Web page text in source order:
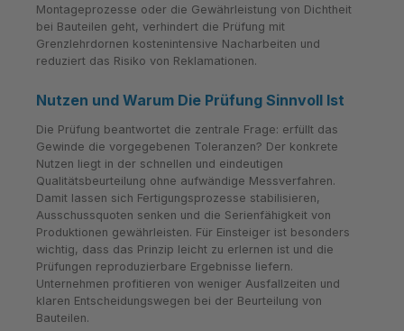
Montageprozesse oder die Gewährleistung von Dichtheit
bei Bauteilen geht, verhindert die Prüfung mit
Grenzlehrdornen kostenintensive Nacharbeiten und
reduziert das Risiko von Reklamationen.
Nutzen und Warum Die Prüfung Sinnvoll Ist
Die Prüfung beantwortet die zentrale Frage: erfüllt das
Gewinde die vorgegebenen Toleranzen? Der konkrete
Nutzen liegt in der schnellen und eindeutigen
Qualitätsbeurteilung ohne aufwändige Messverfahren.
Damit lassen sich Fertigungsprozesse stabilisieren,
Ausschussquoten senken und die Serienfähigkeit von
Produktionen gewährleisten. Für Einsteiger ist besonders
wichtig, dass das Prinzip leicht zu erlernen ist und die
Prüfungen reproduzierbare Ergebnisse liefern.
Unternehmen profitieren von weniger Ausfallzeiten und
klaren Entscheidungswegen bei der Beurteilung von
Bauteilen.